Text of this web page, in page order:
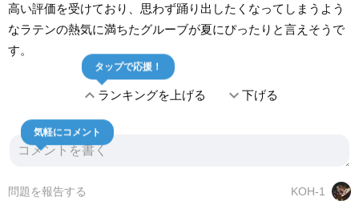
高い評価を受けており、思わず踊り出したくなってしまうよう
なラテンの熱気に満ちたグルーブが夏にぴったりと言えそうで
す。
expand_lessランキングを上げる
タップで応援！
expand_more下げる
気軽にコメント
KOH-1
問題を報告する